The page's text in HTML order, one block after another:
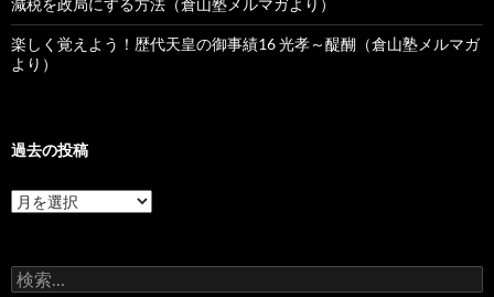
楽しく覚えよう！歴代天皇の御事績16 光孝～醍醐（倉山塾メルマガ
より）
過去の投稿
過
去
稿
検